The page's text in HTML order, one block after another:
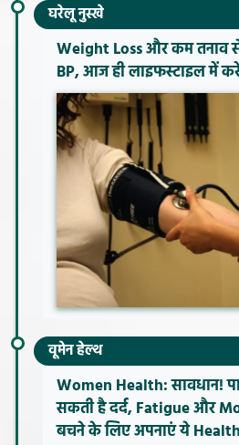
घरेलू नुस्खे
Weight Loss और कम तनाव
BP, आज ही लाइफस्टाइल में
वूमेन हेल्थ
Women Health: सावधान!
सकती है दर्द, Fatigue और
बचने के लिए अपनाएं ये